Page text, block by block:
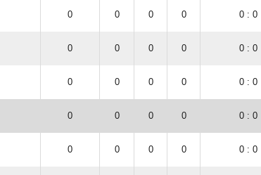
0 0 0 0 0 : 0
0 0 0 0 0 : 0
0 0 0 0 0 : 0
0 0 0 0 0 : 0
0 0 0 0 0 : 0